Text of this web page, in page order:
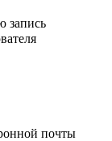
запись
почты